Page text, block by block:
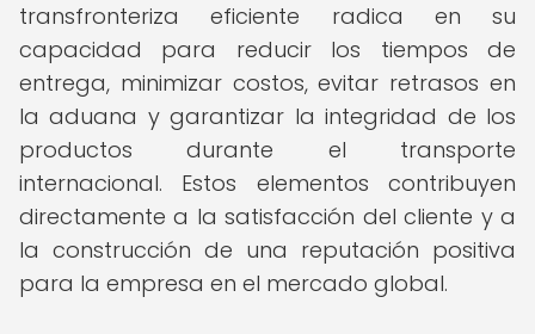
transfronteriza eficiente radica en su
capacidad para reducir los tiempos de
entrega, minimizar costos, evitar retrasos en
la aduana y garantizar la integridad de los
productos durante el transporte
internacional. Estos elementos contribuyen
directamente a la satisfacción del cliente y a
la construcción de una reputación positiva
para la empresa en el mercado global.